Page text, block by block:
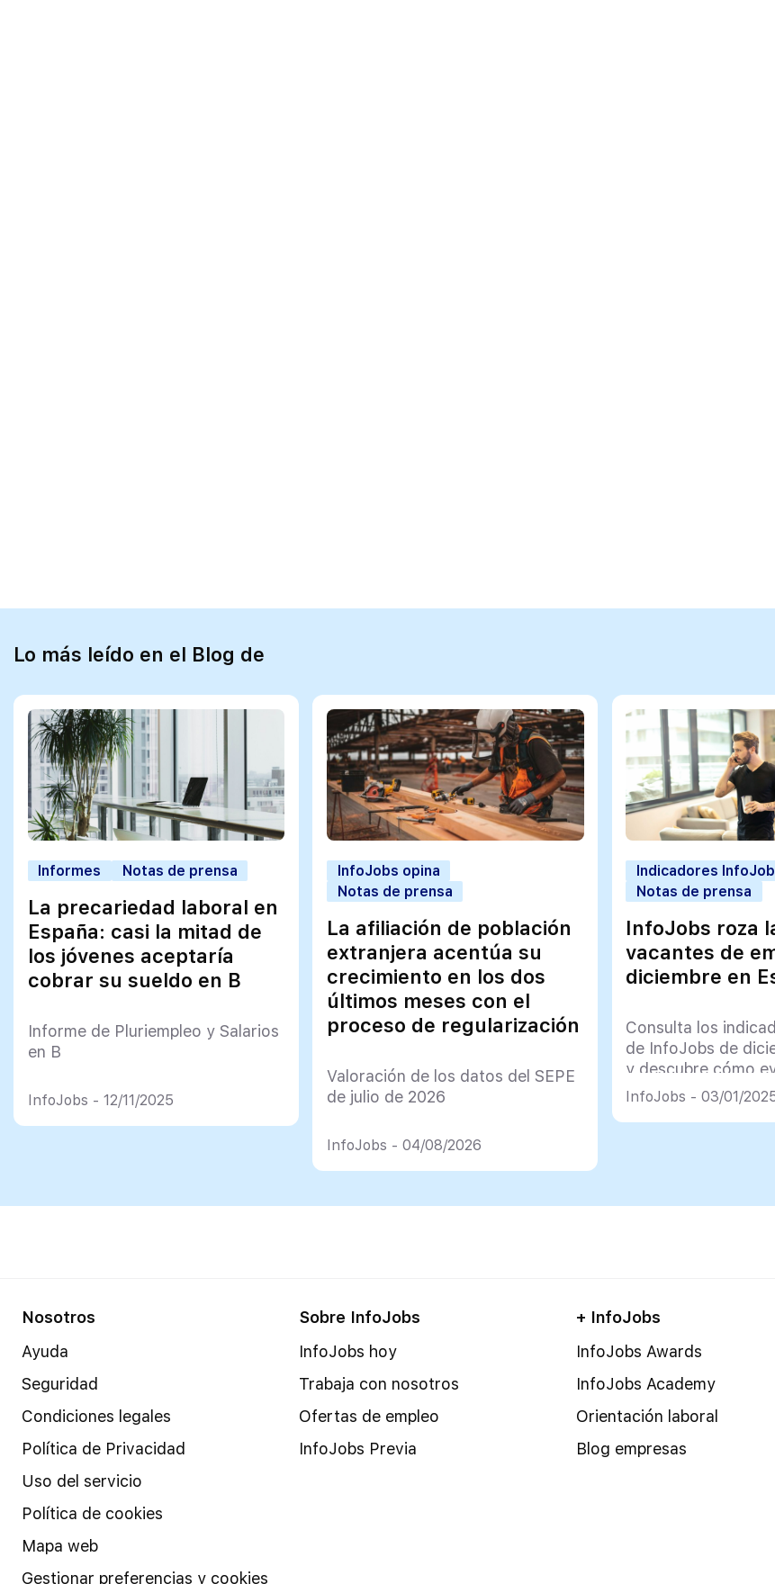
Lo más leído en el Blog de
Informes Notas de prensa
La precariedad laboral en
España: casi la mitad de
los jóvenes aceptaría
cobrar su sueldo en B
Informe de Pluriempleo y Salarios
en B
InfoJobs - 12/11/2025
InfoJobs opina
Notas de prensa
La afiliación de población
extranjera acentúa su
crecimiento en los dos
últimos meses con el
proceso de regularización
Valoración de los datos del SEPE
de julio de 2026
InfoJobs - 04/08/2026
Indicadores
Notas de prensa
InfoJobs roza
vacantes de
diciembre en
Consulta los
de InfoJobs de
y descubre cómo
mercado de trabajo
InfoJobs - 03/01/
Nosotros
Ayuda
Seguridad
Condiciones legales
Política de Privacidad
Uso del servicio
Política de cookies
Mapa web
Gestionar preferencias y cookies
Sobre InfoJobs
InfoJobs hoy
Trabaja con nosotros
Ofertas de empleo
InfoJobs Previa
+ InfoJobs
InfoJobs Awards
InfoJobs Academy
Orientación laboral
Blog empresas